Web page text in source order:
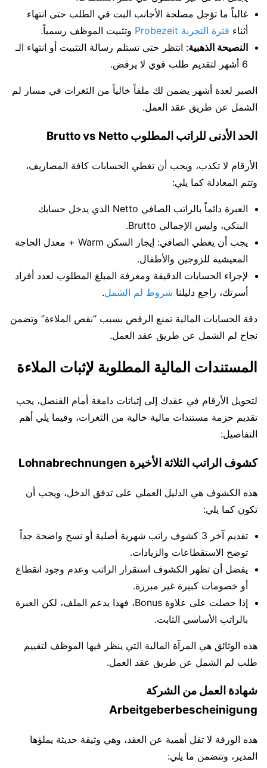
غالباً ما تؤجل مصلحة الأجانب البت في الطلب حتى انتهاء
أثناء فترة التجربة Probezeit
وتثبيت الموظف رسمياً.
النصيحة الذهبية: انتظر حتى تستلم رسالة التثبيت أو انتهاء الـ
6 أشهر لتقديم طلب قوي لا يرفض.
الصبر لعدة أشهر يضمن لك ملفاً خالياً من الثغرات في مسار لم
الشمل عن طريق عقد العمل.
الحد الأدنى للراتب المطلوب Brutto vs Netto
الأرقام لا تكذب، ويجب أن تغطي الحسابات كافة المصاريف،
وتتم المعادلة كما يلي:
العبرة دائماً بالراتب الصافي Netto الذي يدخل حسابك
البنكي، وليس الإجمالي Brutto.
يجب أن يغطي الصافي: إيجار السكن Warm + معدل الحاجة
المعيشية للزوجين والأطفال.
لإجراء الحسابات الدقيقة ومعرفة المبلغ المطلوب لعدد أفراد
أسرتك، راجع دليلنا شروط لم الشمل.
دقة الحسابات المالية تمنع الرفض بسبب “نقص الملاءة” وتضمن
نجاح لم الشمل عن طريق عقد العمل.
المستندات المالية المطلوبة لإثبات الملاءة
لتحويل الأرقام في عقدك إلى إثباتات دامغة أمام القنصل، يجب
تقديم حزمة مستندات مالية خالية من الثغرات، وفيما يلي أهم
التفاصيل:
كشوف الراتب الثلاثة الأخيرة Lohnabrechnungen
هذه الكشوف هي الدليل العملي على تدفق الدخل، ويجب أن
تكون كما يلي:
تقديم آخر 3 كشوف راتب شهرية أصلية أو نسخ واضحة جداً
توضح الاستقطاعات والزيادات.
يفضل أن تظهر الكشوف استقرار الراتب وعدم وجود انقطاع
أو خصومات كبيرة غير مبررة.
إذا حصلت على علاوة Bonus، فهذا يدعم الملف، لكن العبرة
بالراتب الأساسي الثابت.
هذه الوثائق هي المرآة المالية التي ينظر فيها الموظف لتقييم
طلب لم الشمل عن طريق عقد العمل.
شهادة العمل من الشركة
Arbeitgeberbescheinigung
هذه الورقة لا تقل أهمية عن العقد، وهي وثيقة حديثة يملؤها
المدير، وتتضمن ما يلي: